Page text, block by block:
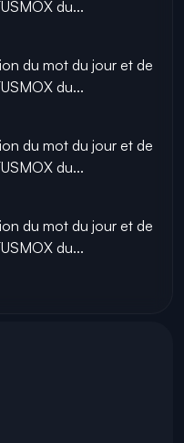
du...
du mot du jour et de
du...
du mot du jour et de
du...
du mot du jour et de
du...